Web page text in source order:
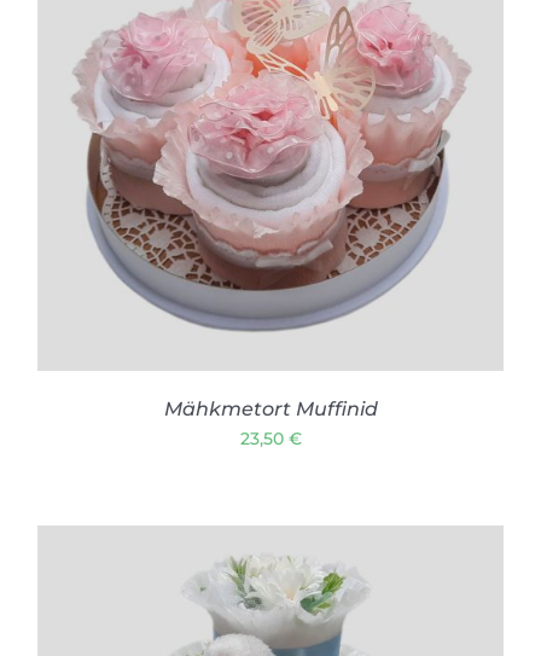
LISA KORVI / VAATA TOODET
Mähkmetort Muffinid
23,50 €